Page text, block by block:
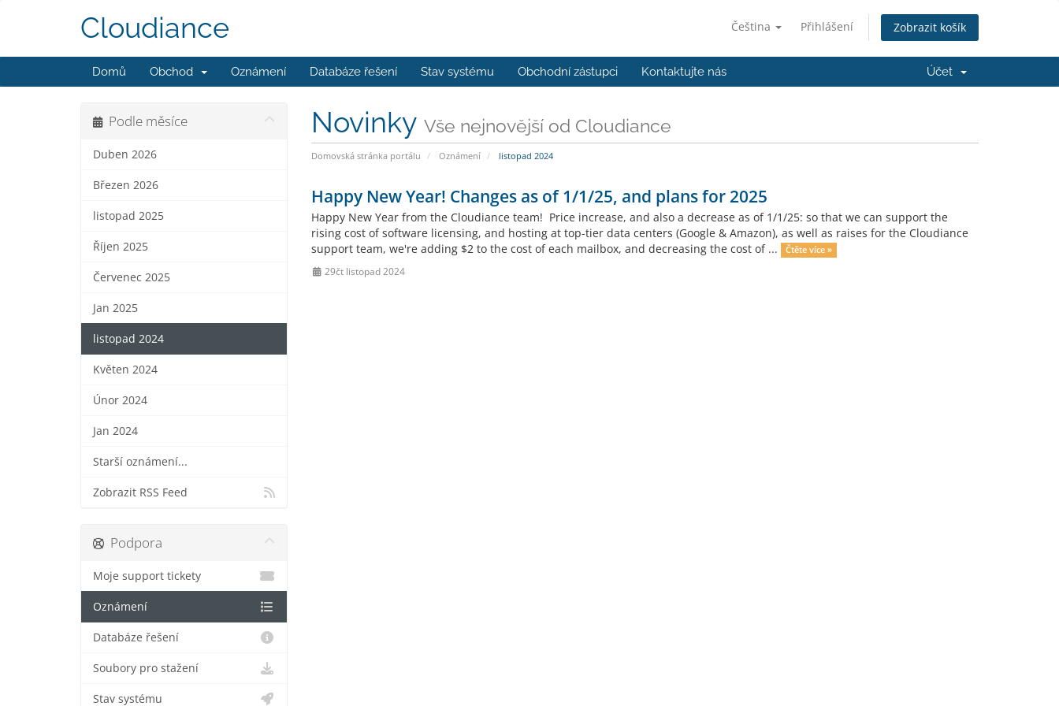
Čeština Přihlášení Zobrazit košík
Cloudiance
Domů Obchod Oznámení Databáze řešení Stav systému Obchodní zástupci Kontaktujte nás Účet
Novinky Vše nejnovější od Cloudiance
Domovská stránka portálu Oznámení listopad 2024
Podle měsíce
Duben 2026
Březen 2026
listopad 2025
Říjen 2025
Červenec 2025
Jan 2025
listopad 2024
Květen 2024
Únor 2024
Jan 2024
Starší oznámení...
Zobrazit RSS Feed
Happy New Year! Changes as of 1/1/25, and plans for 2025
Happy New Year from the Cloudiance team! Price increase, and also a decrease as of 1/1/25: so that we can support the
rising cost of software licensing, and hosting at top-tier data centers (Google & Amazon), as well as raises for the Cloudiance
support team, we're adding $2 to the cost of each mailbox, and decreasing the cost of ...
Čtěte více »
29čt listopad 2024
Podpora
Moje support tickety
Oznámení
Databáze řešení
Soubory pro stažení
Stav systému